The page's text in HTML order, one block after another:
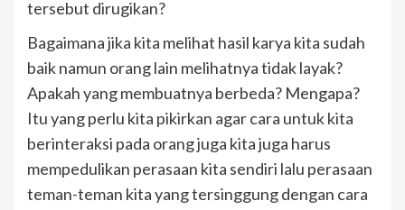
tersebut dirugikan?
Bagaimana jika kita melihat hasil karya kita sudah
baik namun orang lain melihatnya tidak layak?
Apakah yang membuatnya berbeda? Mengapa?
Itu yang perlu kita pikirkan agar cara untuk kita
berinteraksi pada orang juga kita juga harus
mempedulikan perasaan kita sendiri lalu perasaan
teman-teman kita yang tersinggung dengan cara